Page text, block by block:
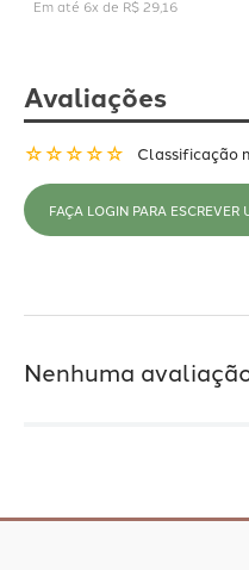
Em até 6x de R$ 29,16
Avaliações
☆☆☆☆☆ Classificação
FAÇA LOGIN PARA ESCREVER
Nenhuma